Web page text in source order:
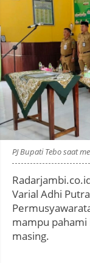
PJ Bupati Tebo saat
Varial Adhi
mampu pahami
masing.